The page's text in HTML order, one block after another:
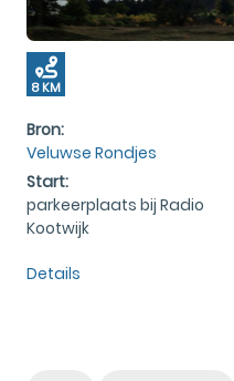
8 KM
Bron:
Veluwse Rondjes
Start:
parkeerplaats bij Radio
Kootwijk
Details